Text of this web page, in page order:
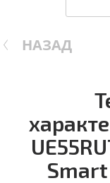
НАЗАД
Smart